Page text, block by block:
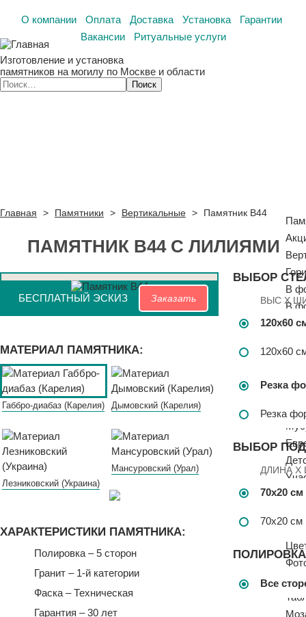
О компании Оплата Доставка Установка
Гарантии
Вакансии
Ритуальные услуги
Изготовление и установка
памятников на могилу по Москве и области
В
В
В
Главная > Памятники > Вертикальные > Памятник В44
ПАМЯТНИК В44 С ЛИЛИЯМИ
БЕСПЛАТНЫЙ ЭСКИЗ Заказать
МАТЕРИАЛ ПАМЯТНИКА:
Габбро-диабаз (Карелия) Дымовский (Карелия)
Лезниковский (Украина)
Мансуровский (Урал)
ХАРАКТЕРИСТИКИ ПАМЯТНИКА:
Полировка – 5 сторон
Гранит – 1-й категории
Фаска – Техническая
Гарантия –30 лет
ВЫБОР
ВЫС X
120х60
120х60
Резка
Резка
ВЫБОР
ДЛИНА X
70x20 см
70x20 см
Все